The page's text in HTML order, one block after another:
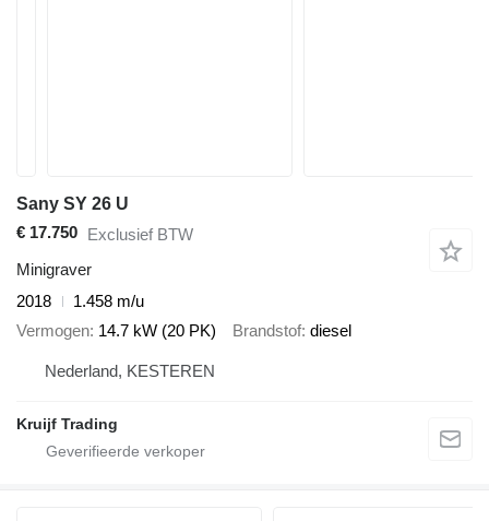
Sany SY 26 U
€ 17.750 Exclusief BTW
Minigraver
2018
1.458 m/u
Vermogen 14.7 kW (20 PK) Brandstof diesel
Nederland, KESTEREN
Kruijf Trading